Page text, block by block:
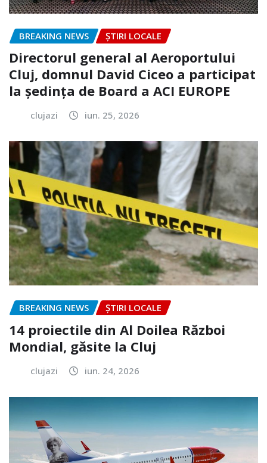
BREAKING NEWS ȘTIRI LOCALE
Directorul general al Aeroportului
Cluj, domnul David Ciceo a participat
la ședința de Board a ACI EUROPE
clujazi iun. 25, 2026
BREAKING NEWS ȘTIRI LOCALE
14 proiectile din Al Doilea Război
Mondial, găsite la Cluj
clujazi iun. 24, 2026